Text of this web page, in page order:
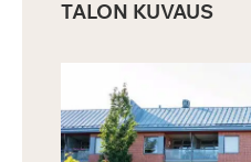
TALON KUVAUS